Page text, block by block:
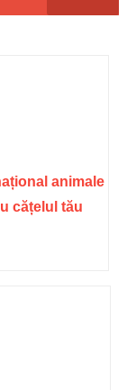
animale
cățelul tău